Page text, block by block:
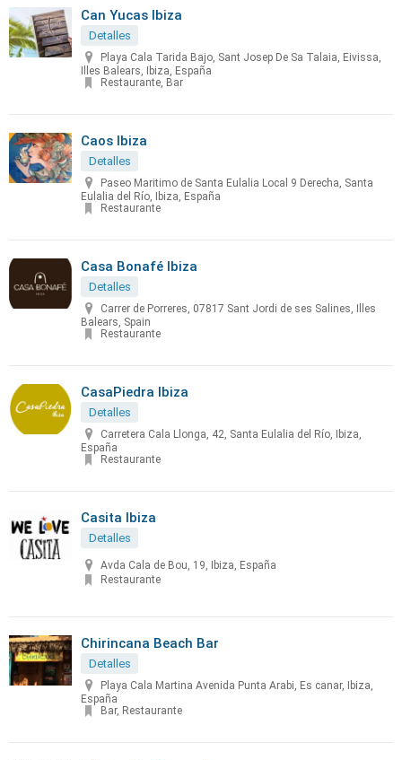
Can Yucas Ibiza
Detalles
Playa Cala Tarida Bajo, Sant Josep De Sa Talaia, Eivissa,
Illes Balears, Ibiza, España
Restaurante, Bar
Caos Ibiza
Detalles
Paseo Maritimo de Santa Eulalia Local 9 Derecha, Santa
Eulalia del Río, Ibiza, España
Restaurante
Casa Bonafé Ibiza
Detalles
Carrer de Porreres, 07817 Sant Jordi de ses Salines, Illes
Balears, Spain
Restaurante
CasaPiedra Ibiza
Detalles
Carretera Cala Llonga, 42, Santa Eulalia del Río, Ibiza,
España
Restaurante
Casita Ibiza
Detalles
Avda Cala de Bou, 19, Ibiza, España
Restaurante
Chirincana Beach Bar
Detalles
Playa Cala Martina Avenida Punta Arabi, Es canar, Ibiza,
España
Bar, Restaurante